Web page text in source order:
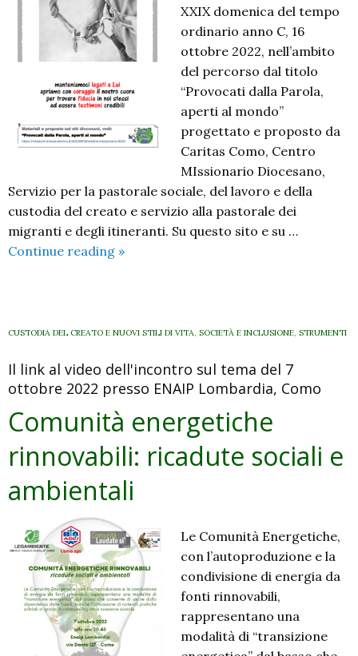
XXIX domenica del tempo
ordinario anno C, 16
ottobre 2022, nell’ambito
del percorso dal titolo
“Provocati dalla Parola,
aperti al mondo”
progettato e proposto da
Caritas Como, Centro
MIssionario Diocesano,
Servizio per la pastorale sociale, del lavoro e della
custodia del creato e servizio alla pastorale dei
migranti e degli itineranti. Su questo sito e su …
Continue reading Provocati
al
Il
manifesto
di
domenica
16
ottobre
»
CUSTODIA DEL CREATO E NUOVI STILI DI VITA, SOCIETÀ E INCLUSIONE, STRUMENTI
Il link al video dell'incontro sul tema del 7
ottobre 2022 presso ENAIP Lombardia, Como
Comunità energetiche
rinnovabili: ricadute sociali e
ambientali
Le Comunità Energetiche,
con l’autoproduzione e la
condivisione di energia da
fonti rinnovabili,
rappresentano una
modalità di “transizione